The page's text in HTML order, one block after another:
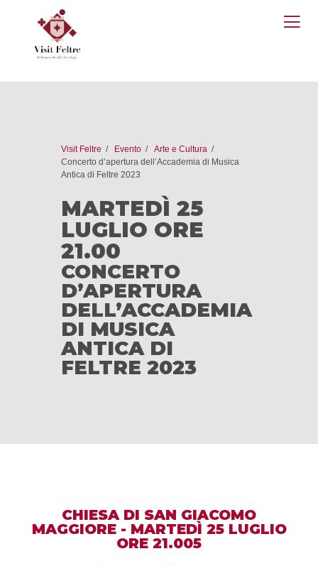
Visit Feltre Evento
Arte e Cultura
Concerto d’apertura dell’Accademia di Musica
Antica di Feltre 2023
MARTEDÌ 25
LUGLIO ORE
21.00
CONCERTO
D’APERTURA
DELL’ACCADEMIA
DI MUSICA
ANTICA DI
FELTRE 2023
CHIESA DI SAN GIACOMO
MAGGIORE - MARTEDÌ 25 LUGLIO
ORE 21.005